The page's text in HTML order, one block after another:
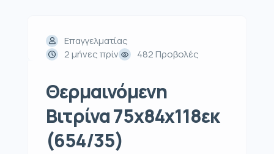
Επαγγελματίας
2 μήνες πρίν
482 Προβολές
Θερμαινόμενη
Βιτρίνα 75x84x118εκ
(654/35)